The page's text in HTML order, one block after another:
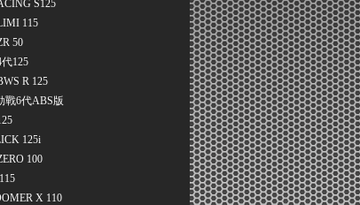
S125
115
50
125
R 125
6代ABS版
125i
100
X 110